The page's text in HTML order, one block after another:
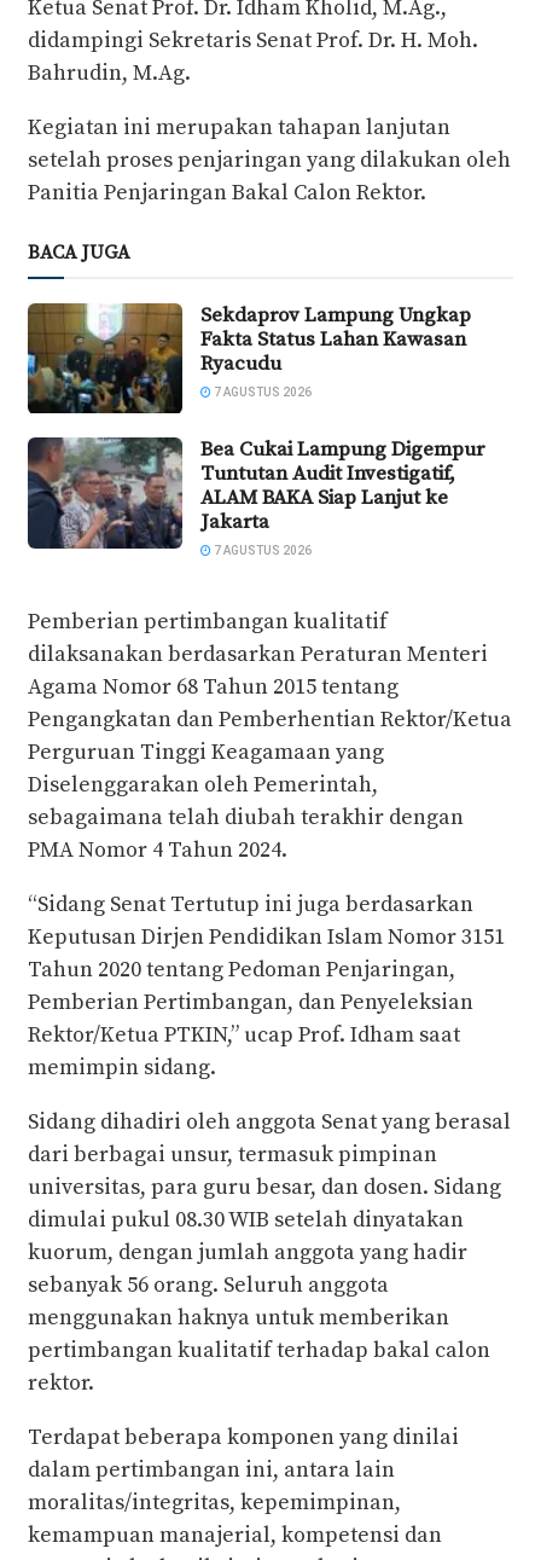
Ketua Senat Prof. Dr. Idham Kholid, M.Ag.,
didampingi Sekretaris Senat Prof. Dr. H. Moh.
Bahrudin, M.Ag.
Kegiatan ini merupakan tahapan lanjutan
setelah proses penjaringan yang dilakukan oleh
Panitia Penjaringan Bakal Calon Rektor.
BACA JUGA
Sekdaprov Lampung Ungkap
Fakta Status Lahan Kawasan
Ryacudu
7 AGUSTUS 2026
Bea Cukai Lampung Digempur
Tuntutan Audit Investigatif,
ALAM BAKA Siap Lanjut ke
Jakarta
7 AGUSTUS 2026
Pemberian pertimbangan kualitatif
dilaksanakan berdasarkan Peraturan Menteri
Agama Nomor 68 Tahun 2015 tentang
Pengangkatan dan Pemberhentian Rektor/Ketua
Perguruan Tinggi Keagamaan yang
Diselenggarakan oleh Pemerintah,
sebagaimana telah diubah terakhir dengan
PMA Nomor 4 Tahun 2024.
“Sidang Senat Tertutup ini juga berdasarkan
Keputusan Dirjen Pendidikan Islam Nomor 3151
Tahun 2020 tentang Pedoman Penjaringan,
Pemberian Pertimbangan, dan Penyeleksian
Rektor/Ketua PTKIN,” ucap Prof. Idham saat
memimpin sidang.
Sidang dihadiri oleh anggota Senat yang berasal
dari berbagai unsur, termasuk pimpinan
universitas, para guru besar, dan dosen. Sidang
dimulai pukul 08.30 WIB setelah dinyatakan
kuorum, dengan jumlah anggota yang hadir
sebanyak 56 orang. Seluruh anggota
menggunakan haknya untuk memberikan
pertimbangan kualitatif terhadap bakal calon
rektor.
Terdapat beberapa komponen yang dinilai
dalam pertimbangan ini, antara lain
moralitas/integritas, kepemimpinan,
kemampuan manajerial, kompetensi dan